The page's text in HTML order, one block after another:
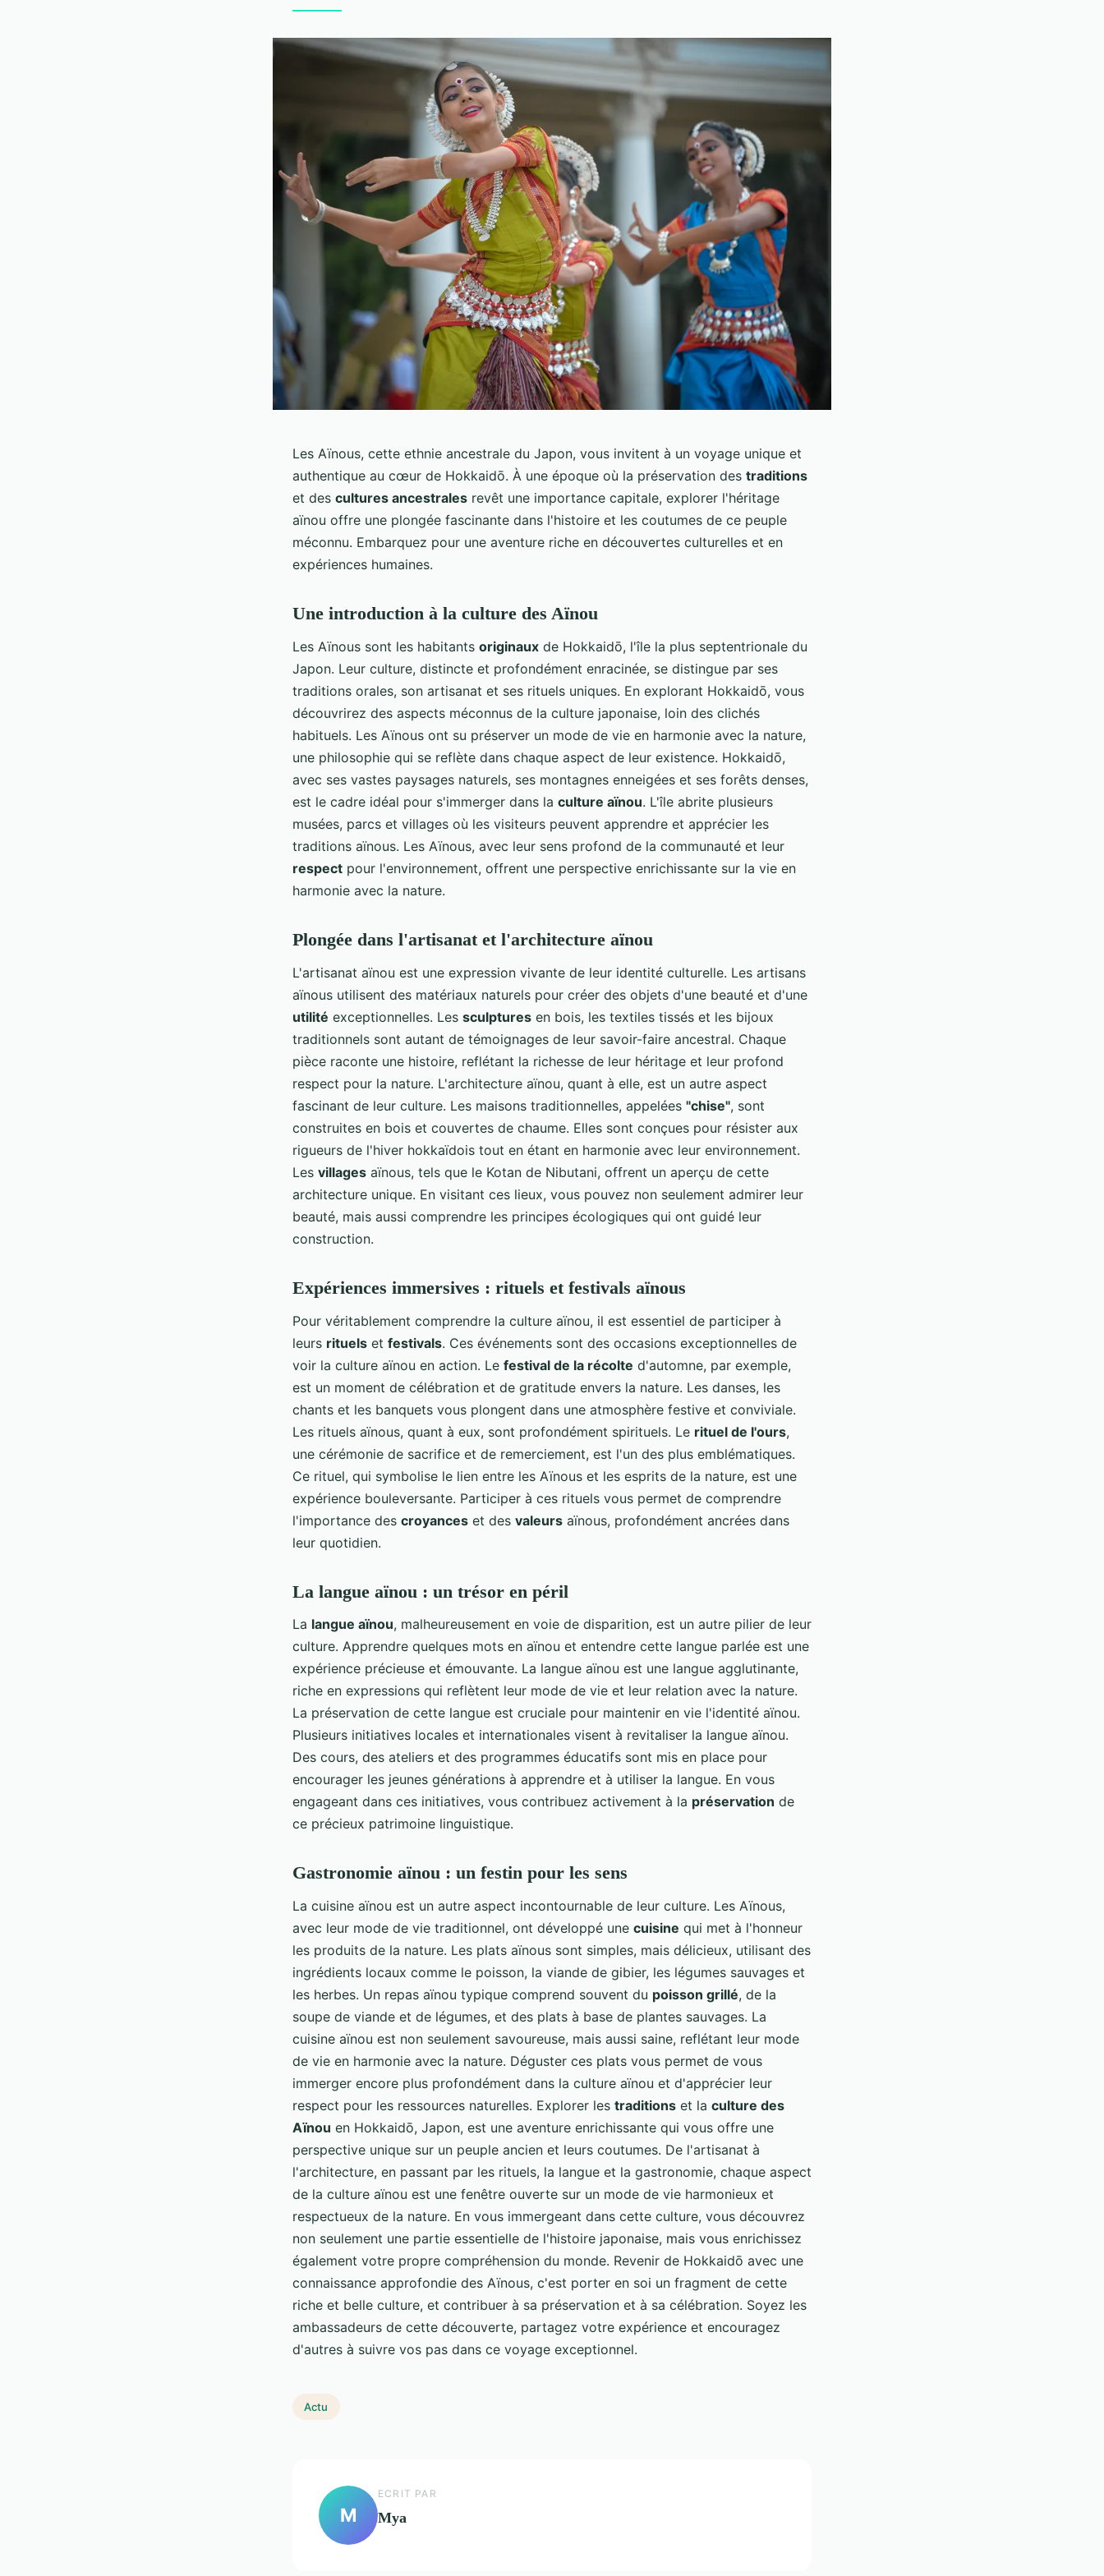
Les Aïnous, cette ethnie ancestrale du Japon, vous invitent à un voyage unique et
authentique au cœur de Hokkaidō. À une époque où la préservation des traditions
et des cultures ancestrales revêt une importance capitale, explorer l'héritage
aïnou offre une plongée fascinante dans l'histoire et les coutumes de ce peuple
méconnu. Embarquez pour une aventure riche en découvertes culturelles et en
expériences humaines.
Une introduction à la culture des Aïnou
Les Aïnous sont les habitants originaux de Hokkaidō, l'île la plus septentrionale du
Japon. Leur culture, distincte et profondément enracinée, se distingue par ses
traditions orales, son artisanat et ses rituels uniques. En explorant Hokkaidō, vous
découvrirez des aspects méconnus de la culture japonaise, loin des clichés
habituels. Les Aïnous ont su préserver un mode de vie en harmonie avec la nature,
une philosophie qui se reflète dans chaque aspect de leur existence. Hokkaidō,
avec ses vastes paysages naturels, ses montagnes enneigées et ses forêts denses,
est le cadre idéal pour s'immerger dans la culture aïnou. L'île abrite plusieurs
musées, parcs et villages où les visiteurs peuvent apprendre et apprécier les
traditions aïnous. Les Aïnous, avec leur sens profond de la communauté et leur
respect pour l'environnement, offrent une perspective enrichissante sur la vie en
harmonie avec la nature.
Plongée dans l'artisanat et l'architecture aïnou
L'artisanat aïnou est une expression vivante de leur identité culturelle. Les artisans
aïnous utilisent des matériaux naturels pour créer des objets d'une beauté et d'une
utilité exceptionnelles. Les sculptures en bois, les textiles tissés et les bijoux
traditionnels sont autant de témoignages de leur savoir-faire ancestral. Chaque
pièce raconte une histoire, reflétant la richesse de leur héritage et leur profond
respect pour la nature. L'architecture aïnou, quant à elle, est un autre aspect
fascinant de leur culture. Les maisons traditionnelles, appelées "chise", sont
construites en bois et couvertes de chaume. Elles sont conçues pour résister aux
rigueurs de l'hiver hokkaïdois tout en étant en harmonie avec leur environnement.
Les villages aïnous, tels que le Kotan de Nibutani, offrent un aperçu de cette
architecture unique. En visitant ces lieux, vous pouvez non seulement admirer leur
beauté, mais aussi comprendre les principes écologiques qui ont guidé leur
construction.
Expériences immersives : rituels et festivals aïnous
Pour véritablement comprendre la culture aïnou, il est essentiel de participer à
leurs rituels et festivals. Ces événements sont des occasions exceptionnelles de
voir la culture aïnou en action. Le festival de la récolte d'automne, par exemple,
est un moment de célébration et de gratitude envers la nature. Les danses, les
chants et les banquets vous plongent dans une atmosphère festive et conviviale.
Les rituels aïnous, quant à eux, sont profondément spirituels. Le rituel de l'ours,
une cérémonie de sacrifice et de remerciement, est l'un des plus emblématiques.
Ce rituel, qui symbolise le lien entre les Aïnous et les esprits de la nature, est une
expérience bouleversante. Participer à ces rituels vous permet de comprendre
l'importance des croyances et des valeurs aïnous, profondément ancrées dans
leur quotidien.
La langue aïnou : un trésor en péril
La langue aïnou, malheureusement en voie de disparition, est un autre pilier de leur
culture. Apprendre quelques mots en aïnou et entendre cette langue parlée est une
expérience précieuse et émouvante. La langue aïnou est une langue agglutinante,
riche en expressions qui reflètent leur mode de vie et leur relation avec la nature.
La préservation de cette langue est cruciale pour maintenir en vie l'identité aïnou.
Plusieurs initiatives locales et internationales visent à revitaliser la langue aïnou.
Des cours, des ateliers et des programmes éducatifs sont mis en place pour
encourager les jeunes générations à apprendre et à utiliser la langue. En vous
engageant dans ces initiatives, vous contribuez activement à la préservation de
ce précieux patrimoine linguistique.
Gastronomie aïnou : un festin pour les sens
La cuisine aïnou est un autre aspect incontournable de leur culture. Les Aïnous,
avec leur mode de vie traditionnel, ont développé une cuisine qui met à l'honneur
les produits de la nature. Les plats aïnous sont simples, mais délicieux, utilisant des
ingrédients locaux comme le poisson, la viande de gibier, les légumes sauvages et
les herbes. Un repas aïnou typique comprend souvent du poisson grillé, de la
soupe de viande et de légumes, et des plats à base de plantes sauvages. La
cuisine aïnou est non seulement savoureuse, mais aussi saine, reflétant leur mode
de vie en harmonie avec la nature. Déguster ces plats vous permet de vous
immerger encore plus profondément dans la culture aïnou et d'apprécier leur
respect pour les ressources naturelles. Explorer les traditions et la culture des
Aïnou en Hokkaidō, Japon, est une aventure enrichissante qui vous offre une
perspective unique sur un peuple ancien et leurs coutumes. De l'artisanat à
l'architecture, en passant par les rituels, la langue et la gastronomie, chaque aspect
de la culture aïnou est une fenêtre ouverte sur un mode de vie harmonieux et
respectueux de la nature. En vous immergeant dans cette culture, vous découvrez
non seulement une partie essentielle de l'histoire japonaise, mais vous enrichissez
également votre propre compréhension du monde. Revenir de Hokkaidō avec une
connaissance approfondie des Aïnous, c'est porter en soi un fragment de cette
riche et belle culture, et contribuer à sa préservation et à sa célébration. Soyez les
ambassadeurs de cette découverte, partagez votre expérience et encouragez
d'autres à suivre vos pas dans ce voyage exceptionnel.
Actu
M
ECRIT PAR
Mya